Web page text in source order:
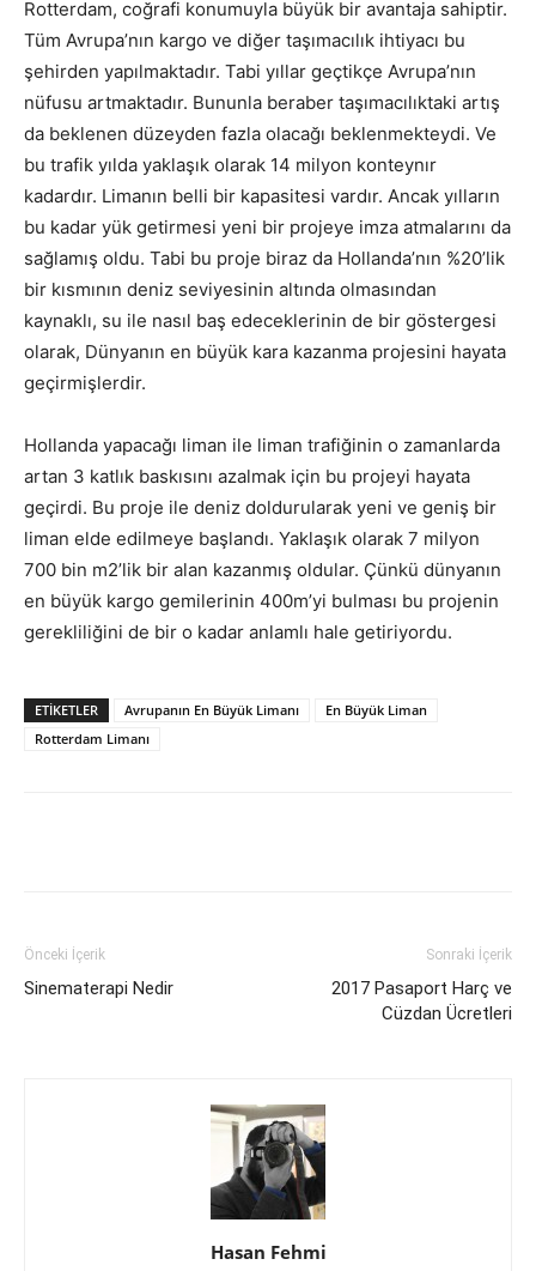
Rotterdam, coğrafi konumuyla büyük bir avantaja sahiptir.
Tüm Avrupa’nın kargo ve diğer taşımacılık ihtiyacı bu
şehirden yapılmaktadır. Tabi yıllar geçtikçe Avrupa’nın
nüfusu artmaktadır. Bununla beraber taşımacılıktaki artış
da beklenen düzeyden fazla olacağı beklenmekteydi. Ve
bu trafik yılda yaklaşık olarak 14 milyon konteynır
kadardır. Limanın belli bir kapasitesi vardır. Ancak yılların
bu kadar yük getirmesi yeni bir projeye imza atmalarını da
sağlamış oldu. Tabi bu proje biraz da Hollanda’nın %20’lik
bir kısmının deniz seviyesinin altında olmasından
kaynaklı, su ile nasıl baş edeceklerinin de bir göstergesi
olarak, Dünyanın en büyük kara kazanma projesini hayata
geçirmişlerdir.
Hollanda yapacağı liman ile liman trafiğinin o zamanlarda
artan 3 katlık baskısını azalmak için bu projeyi hayata
geçirdi. Bu proje ile deniz doldurularak yeni ve geniş bir
liman elde edilmeye başlandı. Yaklaşık olarak 7 milyon
700 bin m2’lik bir alan kazanmış oldular. Çünkü dünyanın
en büyük kargo gemilerinin 400m’yi bulması bu projenin
gerekliliğini de bir o kadar anlamlı hale getiriyordu.
ETIKETLER Avrupanın En Büyük Limanı
En Büyük Liman
Rotterdam Limanı
Önceki İçerik
Sinematerapi Nedir
Sonraki İçerik
2017 Pasaport Harç ve
Cüzdan Ücretleri
Hasan Fehmi